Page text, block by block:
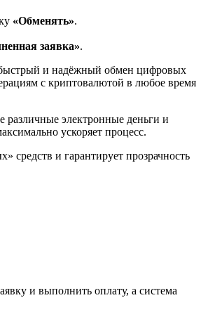
«Обменять».
заявка».
и надёжный обмен цифровых
с криптовалютой в любое время
электронные деньги и
ускоряет процесс.
средств и гарантирует прозрачность
и выполнить оплату, а система